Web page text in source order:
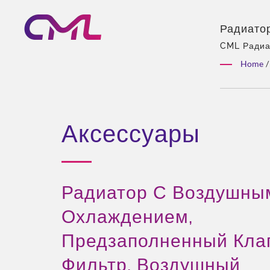
Фильтр,
Насосы
CML
и другие
Home /
Аксессуары
Радиатор С
Охлаждением,
Предзаполненный
Фильтр, Воздушный